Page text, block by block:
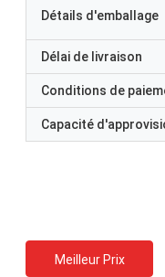
Détails d'emballage
Délai de livraison
Conditions de
Capacité
Meilleur Prix